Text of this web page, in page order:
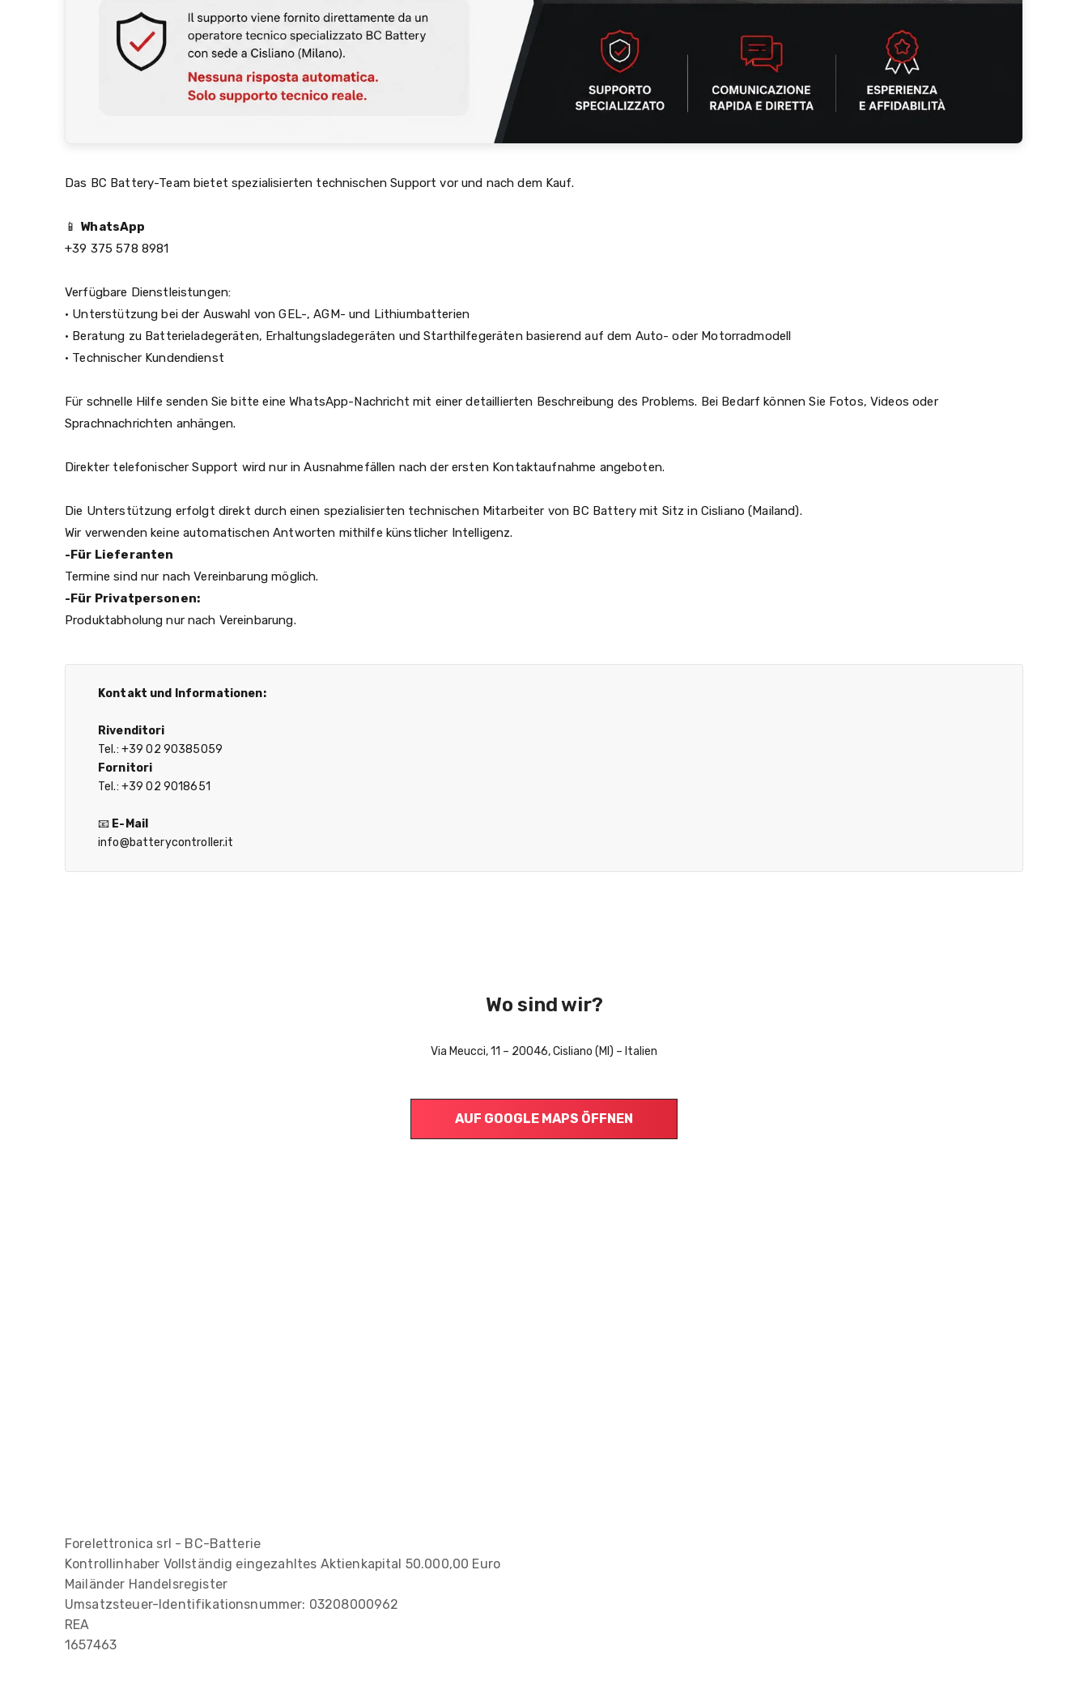
Das BC Battery-Team bietet spezialisierten technischen Support vor und nach dem Kauf.
📱 WhatsApp
+39 375 578 8981
Verfügbare Dienstleistungen:
• Unterstützung bei der Auswahl von GEL-, AGM- und Lithiumbatterien
• Beratung zu Batterieladegeräten, Erhaltungsladegeräten und Starthilfegeräten basierend auf dem Auto- oder Motorradmodell
• Technischer Kundendienst
Für schnelle Hilfe senden Sie bitte eine WhatsApp-Nachricht mit einer detaillierten Beschreibung des Problems. Bei Bedarf können Sie Fotos, Videos oder
Sprachnachrichten anhängen.
Direkter telefonischer Support wird nur in Ausnahmefällen nach der ersten Kontaktaufnahme angeboten.
Die Unterstützung erfolgt direkt durch einen spezialisierten technischen Mitarbeiter von BC Battery mit Sitz in Cisliano (Mailand).
Wir verwenden keine automatischen Antworten mithilfe künstlicher Intelligenz.
-Für Lieferanten
Termine sind nur nach Vereinbarung möglich.
-Für Privatpersonen:
Produktabholung nur nach Vereinbarung.
Kontakt und Informationen:
Rivenditori
Tel.: +39 02 90385059
Fornitori
Tel.: +39 02 9018651
📧 E-Mail
info@batterycontroller.it
Wo sind wir?
Via Meucci, 11 – 20046, Cisliano (MI) – Italien
AUF GOOGLE MAPS ÖFFNEN
Forelettronica srl - BC-Batterie
Kontrollinhaber Vollständig eingezahltes Aktienkapital 50.000,00 Euro
Mailänder Handelsregister
Umsatzsteuer-Identifikationsnummer: 03208000962
REA
1657463